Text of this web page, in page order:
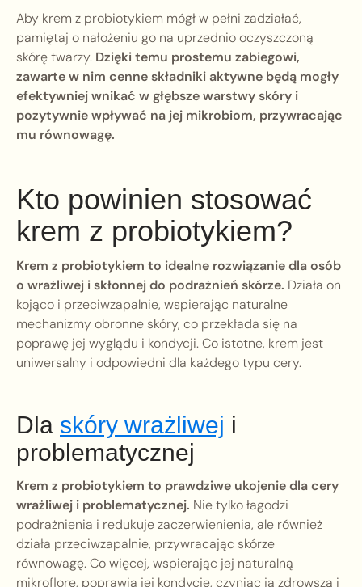
Aby krem z probiotykiem mógł w pełni zadziałać,
pamiętaj o nałożeniu go na uprzednio oczyszczoną
skórę twarzy. Dzięki temu prostemu zabiegowi,
zawarte w nim cenne składniki aktywne będą mogły
efektywniej wnikać w głębsze warstwy skóry i
pozytywnie wpływać na jej mikrobiom, przywracając
mu równowagę.
Kto powinien stosować
krem z probiotykiem?
Krem z probiotykiem to idealne rozwiązanie dla osób
o wrażliwej i skłonnej do podrażnień skórze. Działa on
kojąco i przeciwzapalnie, wspierając naturalne
mechanizmy obronne skóry, co przekłada się na
poprawę jej wyglądu i kondycji. Co istotne, krem jest
uniwersalny i odpowiedni dla każdego typu cery.
Dla skóry wrażliwej i
problematycznej
Krem z probiotykiem to prawdziwe ukojenie dla cery
wrażliwej i problematycznej. Nie tylko łagodzi
podrażnienia i redukuje zaczerwienienia, ale również
działa przeciwzapalnie, przywracając skórze
równowagę. Co więcej, wspierając jej naturalną
mikroflorę, poprawia jej kondycję, czyniąc ją zdrowszą i